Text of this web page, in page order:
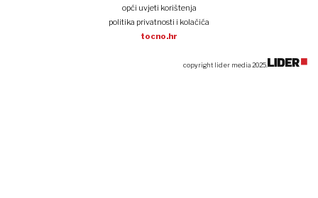
opći uvjeti korištenja
politika privatnosti i kolačića
tocno.hr
copyright lider media 2025.